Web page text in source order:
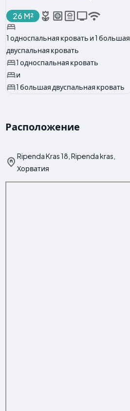
26 M²
1 односпальная кровать и 1 большая
двуспальная кровать
1 односпальная кровать
и
1 большая двуспальная кровать
Расположение
Ripenda Kras 18, Ripenda kras,
Хорватия